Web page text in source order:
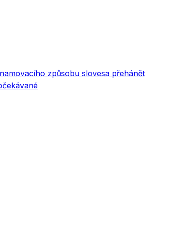
způsobu slovesa přehánět